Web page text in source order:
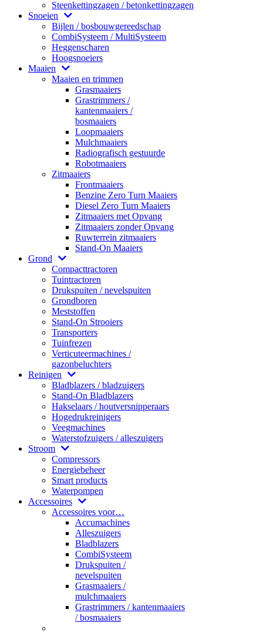
Steenkettingzagen / betonkettingzagen
Snoeien
Bijlen / bosbouwgereedschap
CombiSysteem / MultiSysteem
Heggenscharen
Hoogsnoeiers
Maaien
Maaien en trimmen
Grasmaaiers
Grastrimmers /
kantenmaaiers /
bosmaaiers
Loopmaaiers
Mulchmaaiers
Radiografisch gestuurde
Robotmaaiers
Zitmaaiers
Frontmaaiers
Benzine Zero Turn Maaiers
Diesel Zero Turn Maaiers
Zitmaaiers met Opvang
Zitmaaiers zonder Opvang
Ruwterrein zitmaaiers
Stand-On Maaiers
Grond
Compacttractoren
Tuintractoren
Drukspuiten / nevelspuiten
Grondboren
Meststoffen
Stand-On Strooiers
Transporters
Tuinfrezen
Verticuteermachines /
gazonbeluchters
Reinigen
Bladblazers / bladzuigers
Stand-On Bladblazers
Hakselaars / houtversnipperaars
Hogedrukreinigers
Veegmachines
Waterstofzuigers / alleszuigers
Stroom
Compressors
Energiebeheer
Smart products
Waterpompen
Accessoires
Accessoires voor…
Accumachines
Alleszuigers
Bladblazers
CombiSysteem
Drukspuiten /
nevelspuiten
Grasmaaiers /
mulchmaaiers
Grastrimmers / kantenmaaiers
/ bosmaaiers